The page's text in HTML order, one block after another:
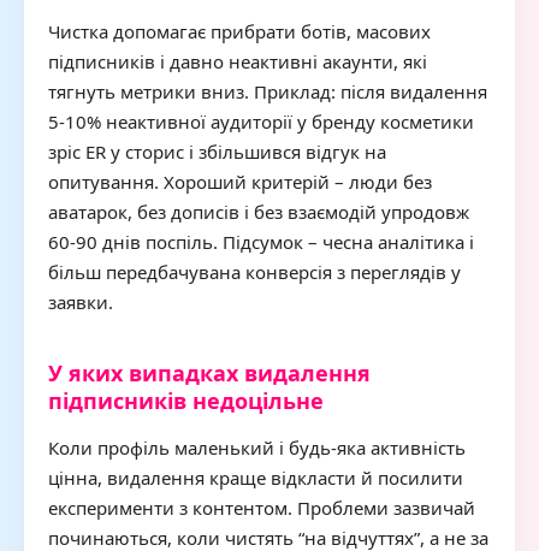
Чистка допомагає прибрати ботів, масових
підписників і давно неактивні акаунти, які
тягнуть метрики вниз. Приклад: після видалення
5-10% неактивної аудиторії у бренду косметики
зріс ER у сторис і збільшився відгук на
опитування. Хороший критерій – люди без
аватарок, без дописів і без взаємодій упродовж
60-90 днів поспіль. Підсумок – чесна аналітика і
більш передбачувана конверсія з переглядів у
заявки.
У яких випадках видалення
підписників недоцільне
Коли профіль маленький і будь-яка активність
цінна, видалення краще відкласти й посилити
експерименти з контентом. Проблеми зазвичай
починаються, коли чистять “на відчуттях”, а не за